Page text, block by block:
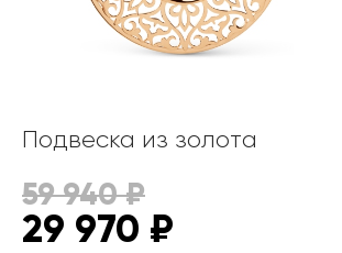
Подвеска из золота
59 940₽
29 970 ₽